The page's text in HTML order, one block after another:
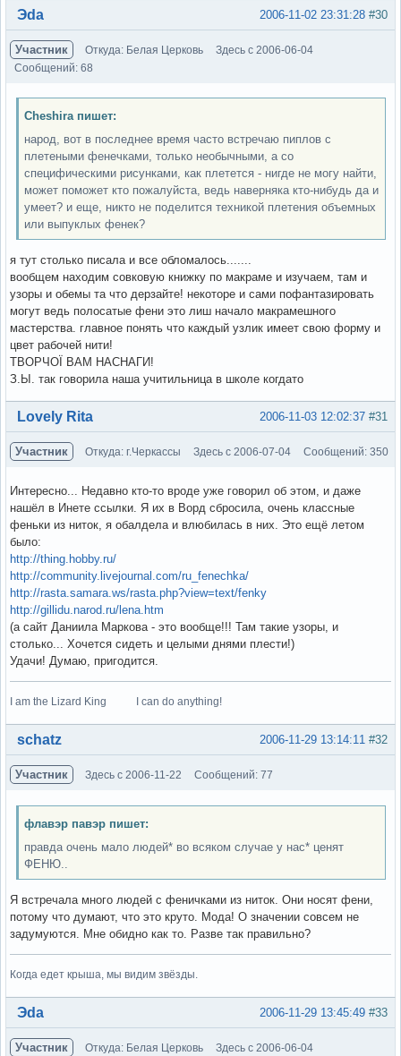
Вне форума #30
2006-11-02 23:31:28
Эda
Участник Откуда: Белая Церковь
Здесь с 2006-06-04
Сообщений: 68
Cheshira пишет:
народ, вот в последнее время часто встречаю пиплов с
плетеными фенечками, только необычными, а со
специфическими рисунками, как плетется - нигде не могу найти,
может поможет кто пожалуйста, ведь наверняка кто-нибудь да и
умеет? и еще, никто не поделится техникой плетения объемных
или выпуклых фенек?
я тут столько писала и все обломалось.......
вообщем находим совковую книжку по макраме и изучаем, там и
узоры и обемы та что дерзайте! некоторе и сами пофантазировать
могут ведь полосатые фени это лиш начало макрамешного
мастерства. главное понять что каждый узлик имеет свою форму и
цвет рабочей нити!
ТВОРЧОЇ ВАМ НАСНАГИ!
З.Ы. так говорила наша учитильница в школе когдато
Вне форума #31
2006-11-03 12:02:37
Lovely Rita
Участник Откуда: г.Черкассы Здесь с 2006-07-04 Сообщений: 350
Интересно... Недавно кто-то вроде уже говорил об этом, и даже
нашёл в Инете ссылки. Я их в Ворд сбросила, очень классные
феньки из ниток, я обалдела и влюбилась в них. Это ещё летом
было:
http://thing.hobby.ru/
http://community.livejournal.com/ru_fenechka/
http://rasta.samara.ws/rasta.php?view=text/fenky
http://gillidu.narod.ru/lena.htm
(а сайт Даниила Маркова - это вообще!!! Там такие узоры, и
столько... Хочется сидеть и целыми днями плести!)
Удачи! Думаю, пригодится.
I am the Lizard King I can do anything!
Вне форума #32
2006-11-29 13:14:11
schatz
Участник Здесь с 2006-11-22 Сообщений: 77
флавэр павэр пишет:
правда очень мало людей* во всяком случае у нас* ценят
ФЕНЮ..
Я встречала много людей с феничками из ниток. Они носят фени,
потому что думают, что это круто. Мода! О значении совсем не
задумуются. Мне обидно как то. Разве так правильно?
Когда едет крыша, мы видим звёзды.
Вне форума #33
2006-11-29 13:45:49
Эda
Участник Откуда: Белая Церковь
Здесь с 2006-06-04